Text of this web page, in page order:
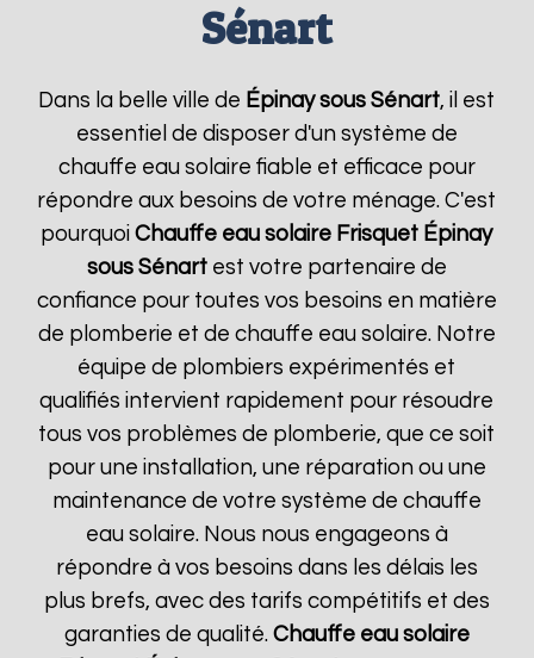
Sénart
Dans la belle ville de Épinay sous Sénart, il est
essentiel de disposer d'un système de
chauffe eau solaire fiable et efficace pour
répondre aux besoins de votre ménage. C'est
pourquoiChauffe eau solaire Frisquet Épinay
sous Sénartest votre partenaire de
confiance pour toutes vos besoins en matière
de plomberie et de chauffe eau solaire. Notre
équipe de plombiers expérimentés et
qualifiés intervient rapidement pour résoudre
tous vos problèmes de plomberie, que ce soit
pour une installation, une réparation ou une
maintenance de votre système de chauffe
eau solaire. Nous nous engageons à
répondre à vos besoins dans les délais les
plus brefs, avec des tarifs compétitifs et des
garanties de qualité. Chauffe eau solaire